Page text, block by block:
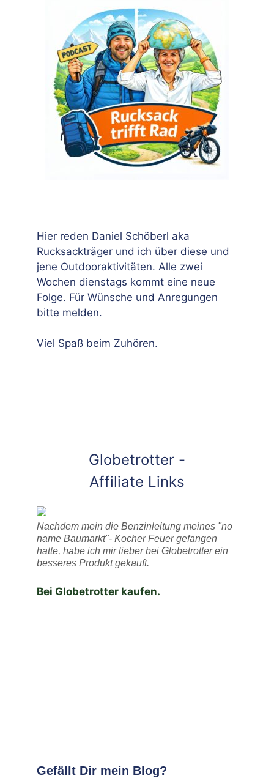
Hier reden Daniel Schöberl aka
Rucksackträger und ich über diese und
jene Outdooraktivitäten. Alle zwei
Wochen dienstags kommt eine neue
Folge. Für Wünsche und Anregungen
bitte melden.
Viel Spaß beim Zuhören.
Globetrotter -
Affiliate Links
Nachdem mein die Benzinleitung meines "no
name Baumarkt"- Kocher Feuer gefangen
hatte, habe ich mir lieber bei Globetrotter ein
besseres Produkt gekauft.
Bei Globetrotter kaufen.
Gefällt Dir mein Blog?